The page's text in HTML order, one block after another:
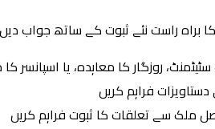
راست نئے ثبوت کے ساتھ جواب
روزگار کا معاہدہ، یا اسپانسر
فراہم کریں
ملک سے تعلقات کا ثبوت فراہم کریں